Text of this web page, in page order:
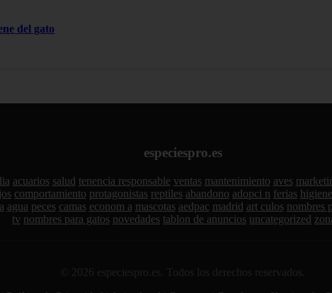
del gato
especiespro.es
acuarios salud tenencia responsable ventas mantenimiento aves
comportamiento protagonistas reptiles abandono adopci n ferias higiene
agua peces camas econom a mascotas aedpac madrid art culos nombres
tv nombres para gatos novedades tablon de anuncios uncategorized
© 2026 especiespro.es. Todos los derechos reservados.